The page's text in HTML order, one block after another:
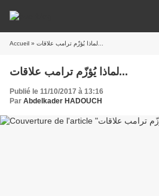
Accueil
لماذا يُؤزّم ترامب علاقات...
Publié le 11/10/2017 à 13:16
Par Abdelkader HADOUCH